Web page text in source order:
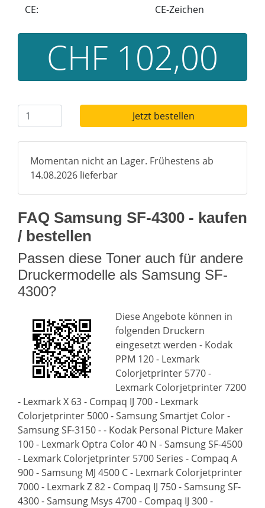
CE: CE-Zeichen
CHF 102,00
Jetzt bestellen
Momentan nicht an Lager. Frühestens ab
14.08.2026 lieferbar
FAQ Samsung SF-4300 - kaufen
/ bestellen
Passen diese Toner auch für andere
Druckermodelle als Samsung SF-
4300?
Diese Angebote können in
folgenden Druckern
eingesetzt werden - Kodak
PPM 120 - Lexmark
Colorjetprinter 5770 -
Lexmark Colorjetprinter 7200
- Lexmark X 63 - Compaq IJ 700 - Lexmark
Colorjetprinter 5000 - Samsung Smartjet Color -
Samsung SF-3150 - - Kodak Personal Picture Maker
100 - Lexmark Optra Color 40 N - Samsung SF-4500
- Lexmark Colorjetprinter 5700 Series - Compaq A
900 - Samsung MJ 4500 C - Lexmark Colorjetprinter
7000 - Lexmark Z 82 - Compaq IJ 750 - Samsung SF-
4300 - Samsung Msys 4700 - Compaq IJ 300 -